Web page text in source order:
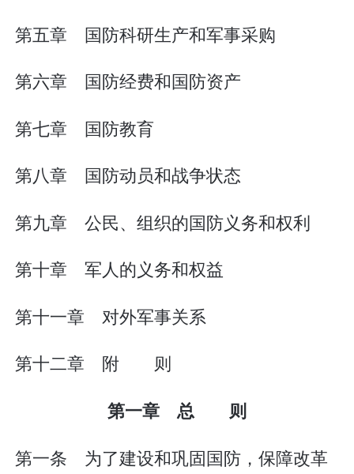
第五章 国防科研生产和军事采购
第六章 国防经费和国防资产
第七章 国防教育
第八章 国防动员和战争状态
第九章 公民、组织的国防义务和权利
第十章 军人的义务和权益
第十一章 对外军事关系
第十二章 附 则
第一章 总 则
第一条 为了建设和巩固国防，保障改革